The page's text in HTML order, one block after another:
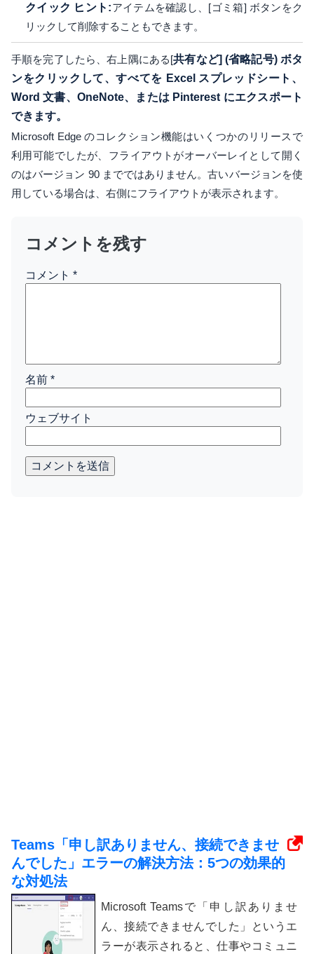
クイック ヒント:アイテムを確認し、[ゴミ箱] ボタンをク
リックして削除することもできます。
手順を完了したら、右上隅にある[共有など] (省略記号) ボタ
ンをクリックして、すべてを Excel スプレッドシート、
Word 文書、OneNote、または Pinterest にエクスポート
できます。
Microsoft Edge のコレクション機能はいくつかのリリースで
利用可能でしたが、フライアウトがオーバーレイとして開く
のはバージョン 90 までではありません。古いバージョンを使
用している場合は、右側にフライアウトが表示されます。
コメントを残す
コメント *
名前 *
ウェブサイト
コメントを送信
Teams「申し訳ありません、接続できませ
んでした」エラーの解決方法：5つの効果的
な対処法
Microsoft Teamsで「申し訳ありませ
ん、接続できませんでした」というエ
ラーが表示されると、仕事やコミュニ